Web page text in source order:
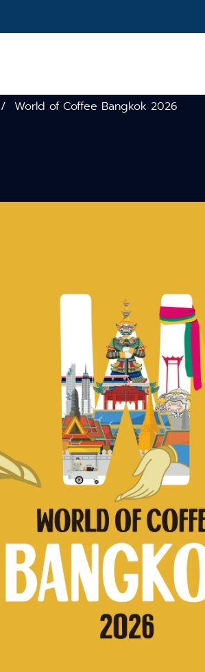
World of Coffee Bangkok 2026